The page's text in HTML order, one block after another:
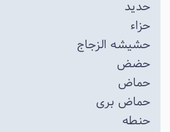
حدید
حزاء
حشیشه الزجاج
حضض
حماض
حماض بری
حنطه